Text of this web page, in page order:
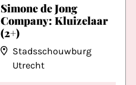
Simone de Jong
Company: Kluizelaar
(2+)
Stadsschouwburg
Utrecht